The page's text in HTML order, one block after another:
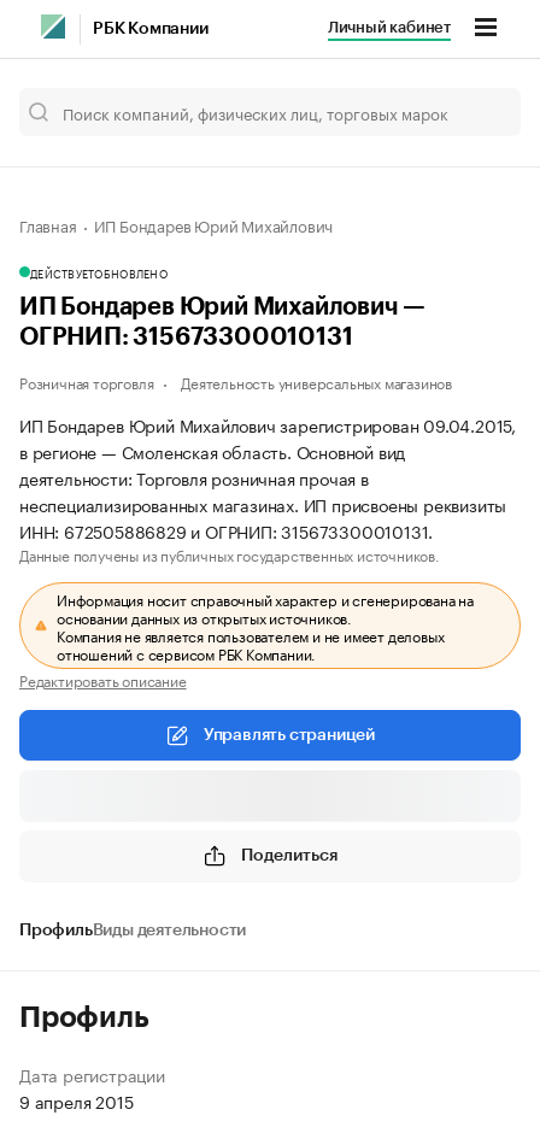
РБК Компании Личный кабинет
Главная ИП Бондарев Юрий Михайлович
ДЕЙСТВУЕТОБНОВЛЕНО
ИП Бондарев Юрий Михайлович —
ОГРНИП: 315673300010131
Розничная торговля Деятельность универсальных магазинов
ИП Бондарев Юрий Михайлович зарегистрирован 09.04.2015,
в регионе — Смоленская область. Основной вид
деятельности: Торговля розничная прочая в
неспециализированных магазинах. ИП присвоены реквизиты
ИНН: 672505886829 и ОГРНИП: 315673300010131.
Данные получены из публичных государственных источников.
Информация носит справочный характер и сгенерирована на
основании данных из открытых источников.
Компания не является пользователем и не имеет деловых
отношений с сервисом РБК Компании.
Редактировать описание
Управлять страницей
Поделиться
ПрофильВиды деятельности
Профиль
Дата регистрации
9 апреля 2015